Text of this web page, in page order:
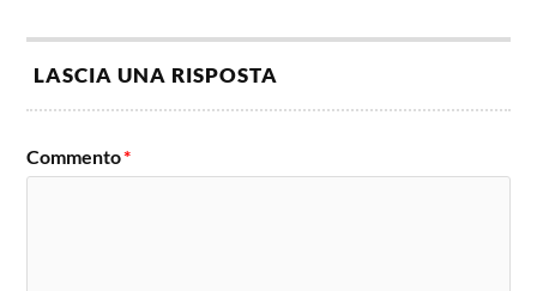
LASCIA UNA RISPOSTA
Commento*